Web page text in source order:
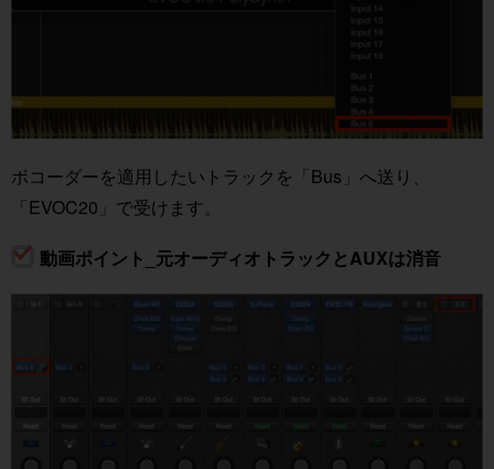
ボコーダーを適用したいトラックを「Bus」へ送り、
「EVOC20」で受けます。
動画ポイント_元オーディオトラックとAUXは消音